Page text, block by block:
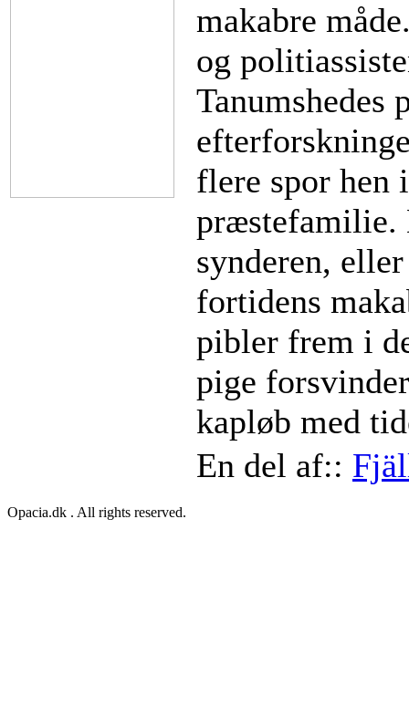
makabre
og
Tanumshedes
flere spor hen
præstefamilie.
synderen,
fortidens
pibler frem i
pige
kapløb med
En del af::
Opacia.dk . All rights reserved.